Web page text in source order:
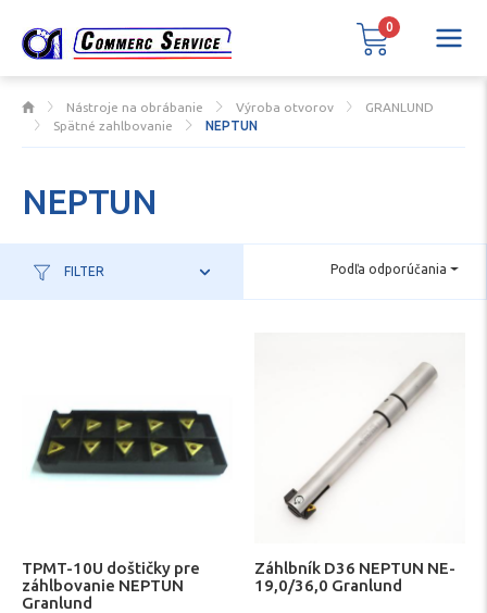
Nástroje na obrábanie Výroba otvorov
GRANLUND
Spätné zahlbovanie
NEPTUN
NEPTUN
FILTER Podľa odporúčania
TPMT-10U doštičky pre
záhlbovanie NEPTUN
Granlund
Záhlbník D36 NEPTUN NE-
19,0/36,0 Granlund
0